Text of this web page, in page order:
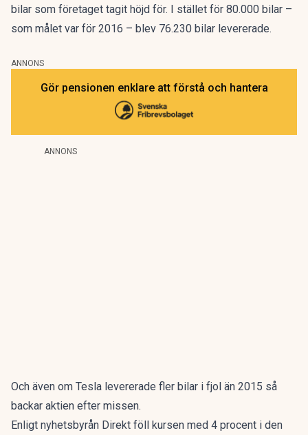
bilar som företaget tagit höjd för. I stället för 80.000 bilar –
som målet var för 2016 – blev 76.230 bilar levererade.
ANNONS
Gör pensionen enklare att förstå och hantera
ANNONS
Och även om Tesla levererade fler bilar i fjol än 2015 så
backar aktien efter missen.
Enligt nyhetsbyrån Direkt föll kursen med 4 procent i den